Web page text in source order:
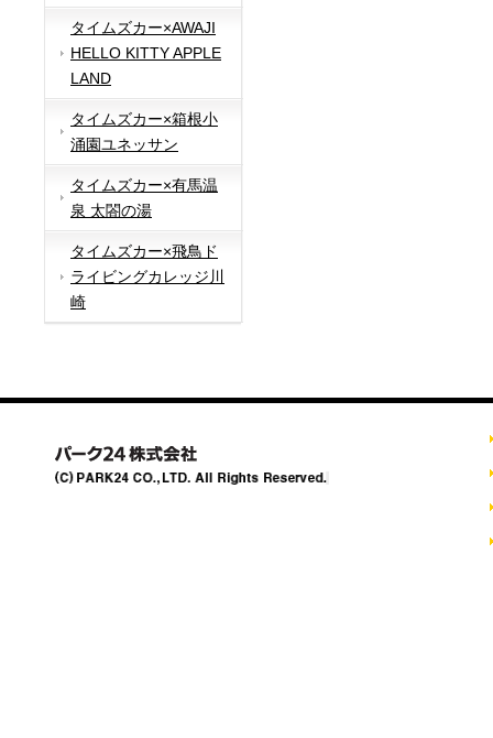
タイムズカー×AWAJI
HELLO KITTY APPLE
LAND
タイムズカー×箱根小
涌園ユネッサン
タイムズカー×有馬温
泉 太閤の湯
タイムズカー×飛鳥ド
ライビングカレッジ川
崎